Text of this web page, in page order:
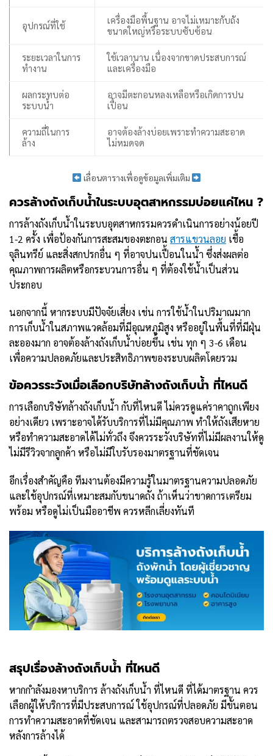
อุปกรณ์ที่ใช้
เครื่องมือพื้นฐาน อาจไม่เหมาะกับถัง
ขนาดใหญ่หรือระบบซับซ้อน
ระยะเวลาในการ
ทำงาน
ใช้เวลานาน เนื่องจากขาดประสบการณ์
และเครื่องมือ
ผลกระทบต่อ
ระบบน้ำ
อาจมีตะกอนหลงเหลือหรือเกิดการปน
เปื้อน
ความถี่ในการ
ล้าง
อาจต้องล้างบ่อยเพราะทำความสะอาด
ไม่หมดจด
เลื่อนตารางเพื่อดูข้อมูลเพิ่มเติม
ควรล้างถังเก็บน้ำในระบบอุตสาหกรรมบ่อยแค่ไหน ?
การล้างถังเก็บน้ำในระบบอุตสาหกรรมควรดำเนินการอย่างน้อยปี
1-2 ครั้ง เพื่อป้องกันการสะสมของตะกอน สารแขวนลอย เชื้อ
จุลินทรีย์ และสิ่งสกปรกอื่น ๆ ที่อาจปนเปื้อนในน้ำ ซึ่งส่งผลต่อ
คุณภาพการผลิตหรือกระบวนการอื่น ๆ ที่ต้องใช้น้ำเป็นส่วน
ประกอบ
นอกจากนี้ หากระบบมีปัจจัยเสี่ยง เช่น การใช้น้ำในปริมาณมาก
การเก็บน้ำในสภาพแวดล้อมที่มีอุณหภูมิสูง หรืออยู่ในพื้นที่ที่มีฝุ่น
ละอองมาก อาจต้องล้างถังเก็บน้ำบ่อยขึ้น เช่น ทุก ๆ 3-6 เดือน
เพื่อความปลอดภัยและประสิทธิภาพของระบบผลิตโดยรวม
ข้อควรระวังเมื่อเลือกบริษัทล้างถังเก็บน้ำ ที่ไหนดี
การเลือกบริษัทล้างถังเก็บน้ำ กับที่ไหนดี ไม่ควรดูแค่ราคาถูกเพียง
อย่างเดียว เพราะอาจได้รับบริการที่ไม่มีคุณภาพ ทำให้ถังเสียหาย
หรือทำความสะอาดได้ไม่ทั่วถึง จึงควรระวังบริษัทที่ไม่มีผลงานให้ดู
ไม่มีรีวิวจากลูกค้า หรือไม่มีใบรับรองมาตรฐานที่ชัดเจน
อีกเรื่องสำคัญคือ ทีมงานต้องมีความรู้ในมาตรฐานความปลอดภัย
และใช้อุปกรณ์ที่เหมาะสมกับขนาดถัง ถ้าเห็นว่าขาดการเตรียม
พร้อม หรือดูไม่เป็นมืออาชีพ ควรหลีกเลี่ยงทันที
สรุปเรื่องล้างถังเก็บน้ำ ที่ไหนดี
หากกำลังมองหาบริการ ล้างถังเก็บน้ำ ที่ไหนดี ที่ได้มาตรฐาน ควร
เลือกผู้ให้บริการที่มีประสบการณ์ ใช้อุปกรณ์ที่ปลอดภัย มีขั้นตอน
การทำความสะอาดที่ชัดเจน และสามารถตรวจสอบความสะอาด
หลังการล้างได้